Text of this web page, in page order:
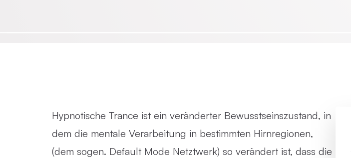
Hypnotische Trance ist ein veränderter Bewusstseinszustand, in
dem die mentale Verarbeitung in bestimmten Hirnregionen,
(dem sogen. Default Mode Netztwerk) so verändert ist, dass die